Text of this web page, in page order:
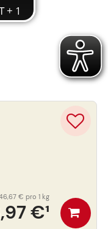
€¹
€ pro 1 kg